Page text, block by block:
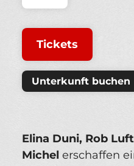
Tickets
Unterkunft buchen
Elina Duni, Rob
Michel erschaffen